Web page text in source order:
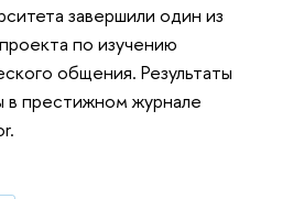
завершили один из
по изучению
общения. Результаты
в престижном журнале